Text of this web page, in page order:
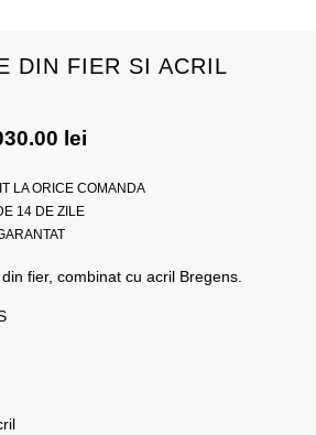
DIN FIER SI ACRIL
lei
LA ORICE COMANDA
14 DE ZILE
fier, combinat cu acril Bregens.